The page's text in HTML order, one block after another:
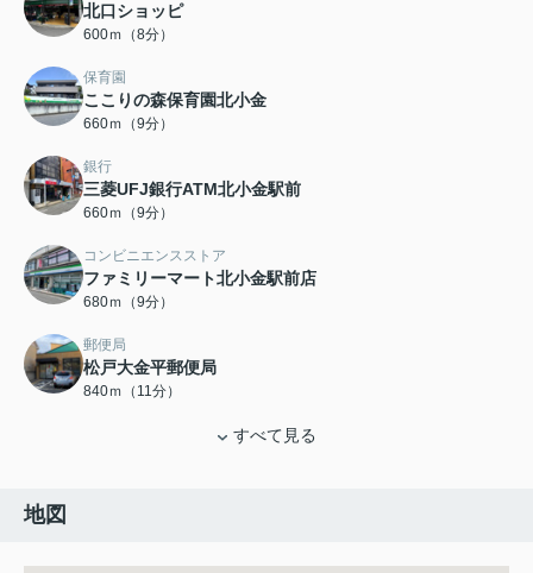
北口ショッピ
600ｍ（8分）
保育園
ここりの森保育園北小金
660ｍ（9分）
銀行
三菱UFJ銀行ATM北小金駅前
660ｍ（9分）
コンビニエンスストア
ファミリーマート北小金駅前店
680ｍ（9分）
郵便局
松戸大金平郵便局
840ｍ（11分）
すべて見る
地図